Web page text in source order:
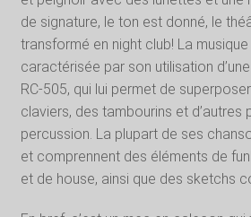
de signature, le ton est donné, le
transformé en night club! La
caractérisée par son utilisation
RC-505, qui lui permet de
claviers, des tambourins et d’autres
percussion. La plupart de ses
et comprennent des éléments de
et de house, ainsi que des sketchs